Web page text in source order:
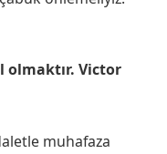
olmaktır. Victor
muhafaza